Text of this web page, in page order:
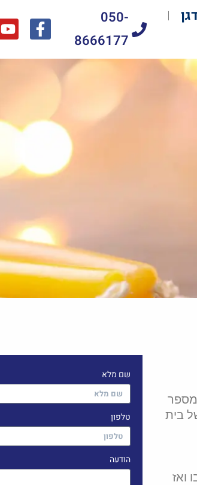
050-
8666177
מספר
בית
ואז
שם מלא
טלפון
הודעה